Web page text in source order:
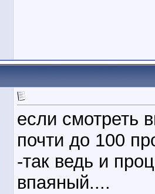
если смотреть
почти до 100
-так ведь и
впаяный....